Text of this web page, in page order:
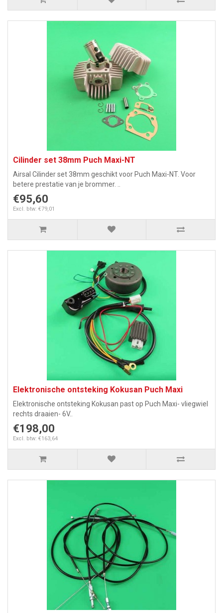
Cilinder set 38mm Puch Maxi-NT
Airsal Cilinder set 38mm geschikt voor Puch Maxi-NT. Voor
betere prestatie van je brommer. ..
€95,60
Excl. btw: €79,01
Elektronische ontsteking Kokusan Puch Maxi
Elektronische ontsteking Kokusan past op Puch Maxi- vliegwiel
rechts draaien- 6V..
€198,00
Excl. btw: €163,64